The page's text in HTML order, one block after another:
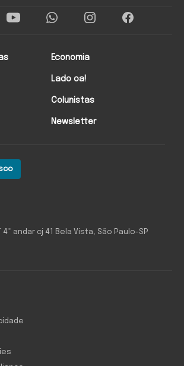
4º andar cj 41 Bela Vista, São Paulo-SP
Economia
Lado oa!
Colunistas
Newsletter